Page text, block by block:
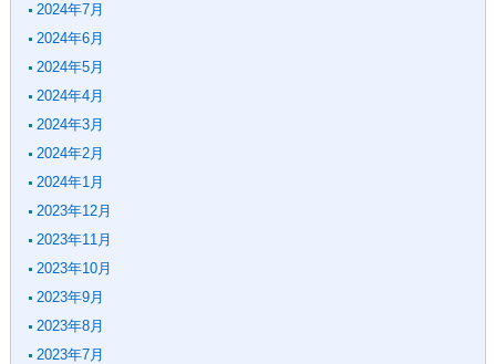
2024年7月
2024年6月
2024年5月
2024年4月
2024年3月
2024年2月
2024年1月
2023年12月
2023年11月
2023年10月
2023年9月
2023年8月
2023年7月